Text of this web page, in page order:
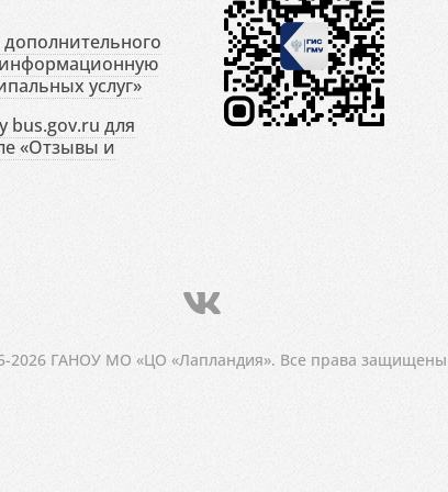
информационную
услуг»
bus.gov.ru для
«Отзывы и
2026 ГАНОУ МО «ЦО «Лапландия». Все права